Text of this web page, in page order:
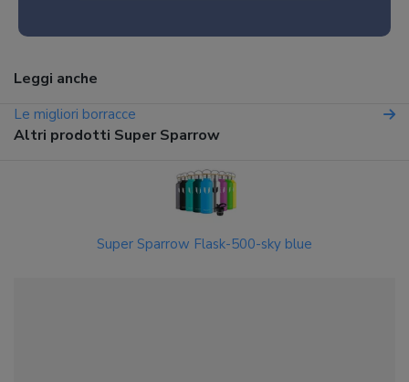
Leggi anche
Le migliori borracce
Altri prodotti Super Sparrow
Super Sparrow Flask-500-sky blue